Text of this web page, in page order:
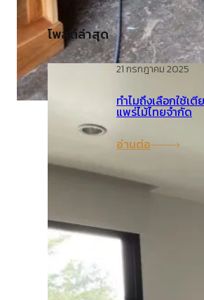
โพสต์ล่าสุด
21 กรกฎาคม 2025
ทำไมถึงเลือกใช้เ
แพร่ไม้ไทยจำกัด
อ่านต่อ